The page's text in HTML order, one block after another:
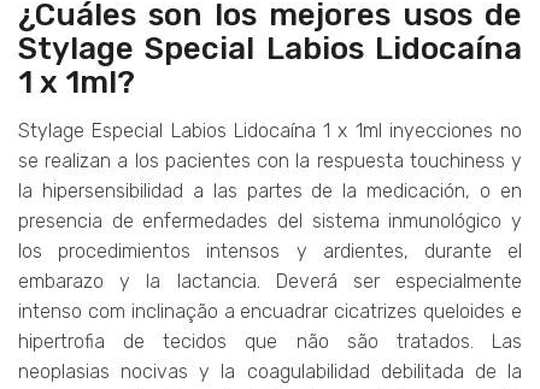
¿Cuáles son los mejores usos de
Stylage Special Labios Lidocaína
1 x 1ml?
Stylage Especial Labios Lidocaína 1 x 1ml inyecciones no
se realizan a los pacientes con la respuesta touchiness y
la hipersensibilidad a las partes de la medicación, o en
presencia de enfermedades del sistema inmunológico y
los procedimientos intensos y ardientes, durante el
embarazo y la lactancia. Deverá ser especialmente
intenso com inclinação a encuadrar cicatrizes queloides e
hipertrofia de tecidos que não são tratados. Las
neoplasias nocivas y la coagulabilidad debilitada de la